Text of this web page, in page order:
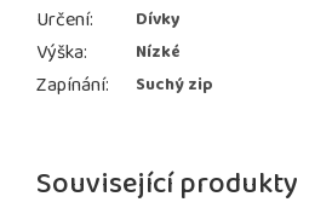
Související produkty
Určení: Dívky
Výška: Nízké
Zapínání: Suchý zip